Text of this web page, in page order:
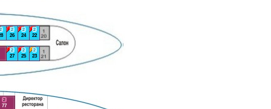
2
22
2
23
2
24
2
25
2
26
2
27
2
77